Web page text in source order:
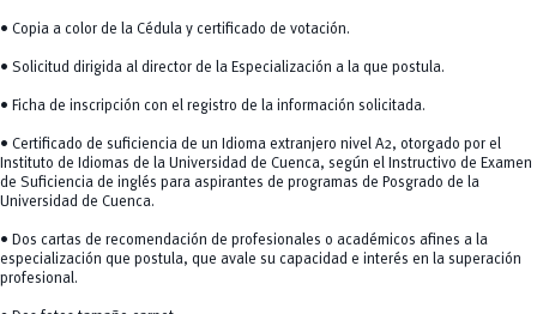
• Copia a color de la Cédula y certificado de votación.
• Solicitud dirigida al director de la Especialización a la que postula.
• Ficha de inscripción con el registro de la información solicitada.
• Certificado de suficiencia de un Idioma extranjero nivel A2, otorgado por el
Instituto de Idiomas de la Universidad de Cuenca, según el Instructivo de Examen
de Suficiencia de inglés para aspirantes de programas de Posgrado de la
Universidad de Cuenca.
• Dos cartas de recomendación de profesionales o académicos afines a la
especialización que postula, que avale su capacidad e interés en la superación
profesional.